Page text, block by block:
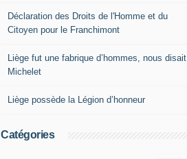
Déclaration des Droits de l'Homme et du
Citoyen pour le Franchimont
Liège fut une fabrique d’hommes, nous disait
Michelet
Liège possède la Légion d’honneur
Catégories